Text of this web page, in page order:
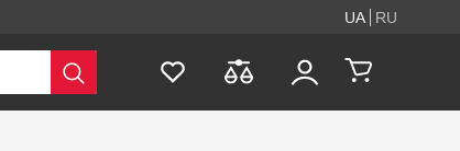
UA RU